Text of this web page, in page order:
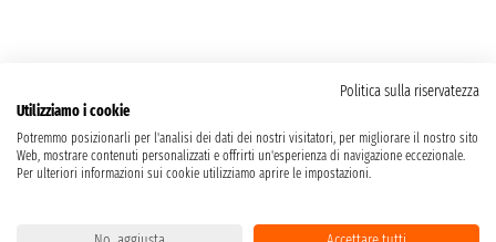
Politica sulla riservatezza
Utilizziamo i cookie
Potremmo posizionarli per l'analisi dei dati dei nostri visitatori, per migliorare il nostro sito
Web, mostrare contenuti personalizzati e offrirti un'esperienza di navigazione eccezionale.
Per ulteriori informazioni sui cookie utilizziamo aprire le impostazioni.